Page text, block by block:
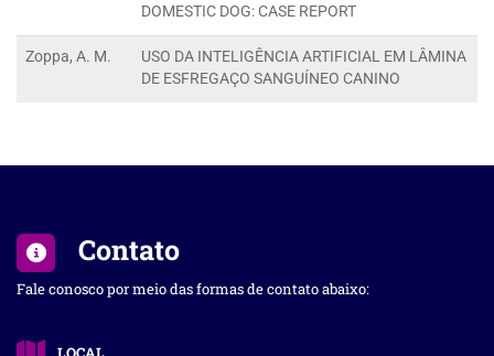
DOMESTIC DOG: CASE REPORT
Zoppa, A. M.
USO DA INTELIGÊNCIA ARTIFICIAL EM LÂMINA
DE ESFREGAÇO SANGUÍNEO CANINO
Contato
Fale conosco por meio das formas de contato abaixo: